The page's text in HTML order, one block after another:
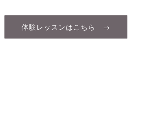
体験レッスンはこちら →